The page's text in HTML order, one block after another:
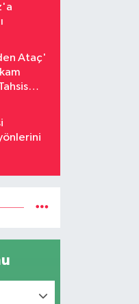
Ataç'